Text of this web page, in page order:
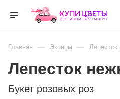
Главная — Эконом — Лепесток
Букет розовых роз
Лепесток